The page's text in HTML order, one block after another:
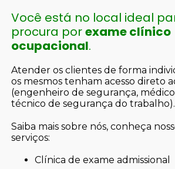
Você está no local ideal
procura porexame clínico
ocupacional.
Atender os clientes de forma
os mesmos tenham acesso direto
(engenheiro de segurança,
técnico de segurança do trabalho).
Saiba mais sobre nós, conheça
serviços:
clínica de exame admissional